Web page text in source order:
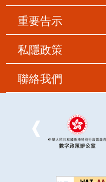
重要告示
私隱政策
聯絡我們